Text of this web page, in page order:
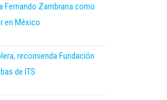
Fernando Zambrana como
en México
recomienda Fundación
de ITS